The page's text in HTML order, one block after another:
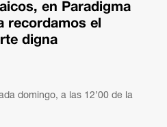
en Paradigma
recordamos el
digna
domingo, a las 12’00 de la